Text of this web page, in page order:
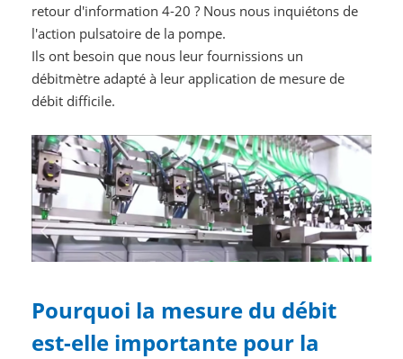
retour d'information 4-20 ? Nous nous inquiétons de
l'action pulsatoire de la pompe.
Ils ont besoin que nous leur fournissions un
débitmètre adapté à leur application de mesure de
débit difficile.
Pourquoi la mesure du débit
est-elle importante pour la